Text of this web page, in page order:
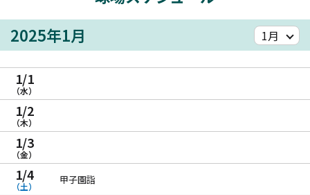
2025年1月
1/1
（水）
1/2
（木）
1/3
（金）
1/4
（土）
甲子園詣